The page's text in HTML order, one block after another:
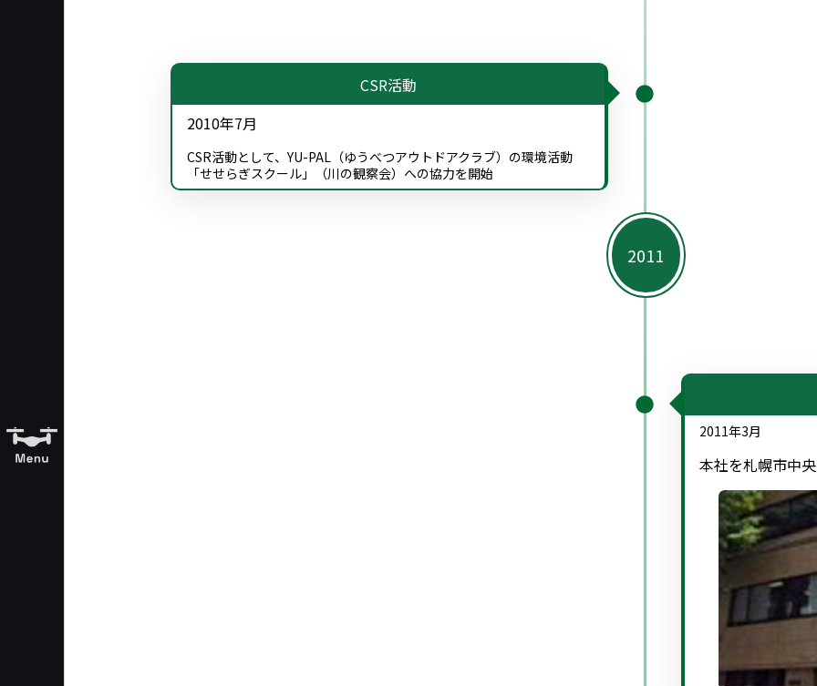
CSR活動
2010年7月
CSR活動として、YU-PAL（ゆうべつアウトドアクラブ）の環境活動
「せせらぎスクール」（川の観察会）への協力を開始
2011年3月
本社を札幌市中